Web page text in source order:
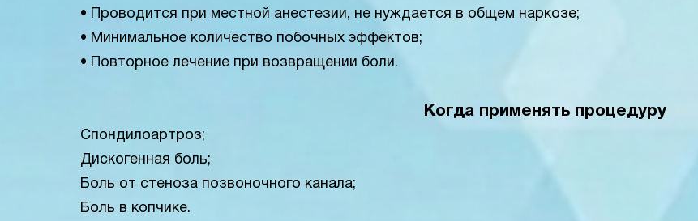
• Проводится при местной анестезии, не нуждается в общем наркозе;
• Минимальное количество побочных эффектов;
• Повторное лечение при возвращении боли.
Когда применять процедуру
Спондилоартроз;
Дискогенная боль;
Боль от стеноза позвоночного канала;
Боль в копчике.